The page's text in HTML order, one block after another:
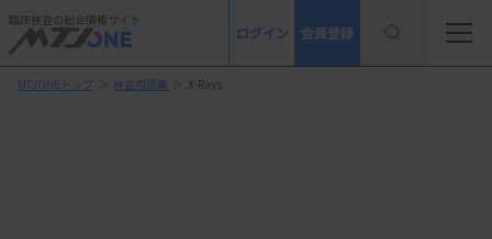
臨床検査の総合情報サイト
ログイン 会員登録
MTJONEトップ ＞ 検査用語集 ＞ X-Rays